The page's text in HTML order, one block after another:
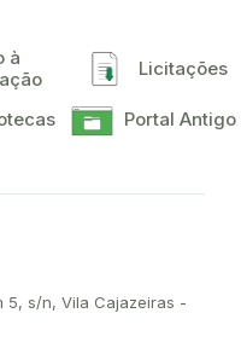
à
Licitações
Portal Antigo
5, s/n, Vila Cajazeiras -